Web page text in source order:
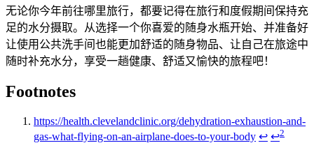
无论你今年前往哪里旅行，都要记得在旅行和度假期间保持充
足的水分摄取。从选择一个你喜爱的随身水瓶开始、并准备好
让使用公共洗手间也能更加舒适的随身物品、让自己在旅途中
随时补充水分，享受一趟健康、舒适又愉快的旅程吧！
Footnotes
https://health.clevelandclinic.org/dehydration-exhaustion-and-
gas-what-flying-on-an-airplane-does-to-your-body ↩ ↩2